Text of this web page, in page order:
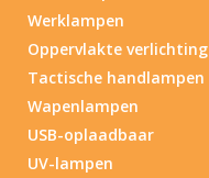
Werklampen
Oppervlakte verlichting
Tactische handlampen
Wapenlampen
USB-oplaadbaar
UV-lampen